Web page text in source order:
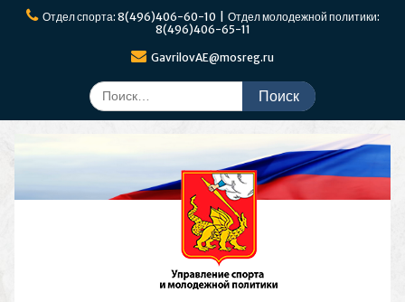
ПерейтиОтдел спорта: 8(496)406-60-10 | Отдел молодежной политики:
8(496)406-65-11
GavrilovAE@mosreg.ru
Поиск
по: